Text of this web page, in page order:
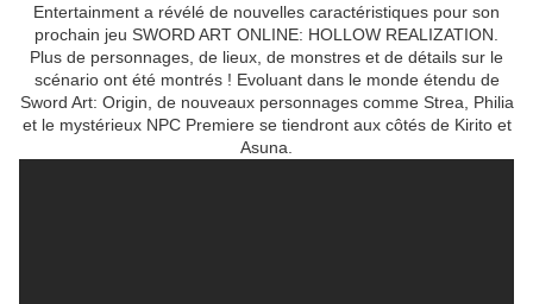
Entertainment a révélé de nouvelles caractéristiques pour son
prochain jeu SWORD ART ONLINE: HOLLOW REALIZATION.
Plus de personnages, de lieux, de monstres et de détails sur le
scénario ont été montrés ! Evoluant dans le monde étendu de
Sword Art: Origin, de nouveaux personnages comme Strea, Philia
et le mystérieux NPC Premiere se tiendront aux côtés de Kirito et
Asuna.